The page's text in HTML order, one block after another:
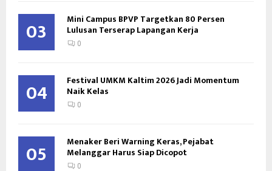
03 Mini Campus BPVP Targetkan 80 Persen
Lulusan Terserap Lapangan Kerja
0
04 Festival UMKM Kaltim 2026 Jadi Momentum
Naik Kelas
0
05 Menaker Beri Warning Keras, Pejabat
Melanggar Harus Siap Dicopot
0